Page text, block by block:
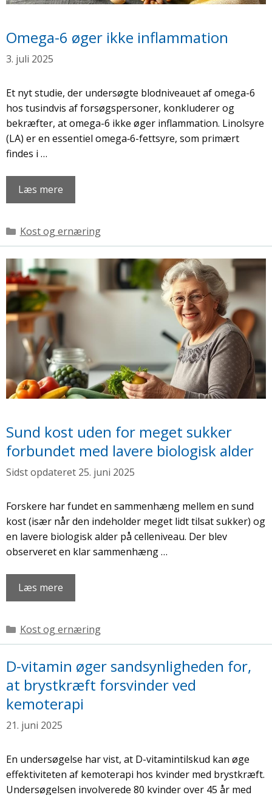
Omega-6 øger ikke inflammation
3. juli 2025
Et nyt studie, der undersøgte blodniveauet af omega-6
hos tusindvis af forsøgspersoner, konkluderer og
bekræfter, at omega-6 ikke øger inflammation. Linolsyre
(LA) er en essentiel omega‑6-fettsyre, som primært
findes i …
Læs mere
Kategorier
Kost og ernæring
Sund kost uden for meget sukker
forbundet med lavere biologisk alder
25. juni 2025
Forskere har fundet en sammenhæng mellem en sund
kost (især når den indeholder meget lidt tilsat sukker) og
en lavere biologisk alder på celleniveau. Der blev
observeret en klar sammenhæng …
Læs mere
Kategorier
Kost og ernæring
D-vitamin øger sandsynligheden for,
at brystkræft forsvinder ved
kemoterapi
21. juni 2025
En undersøgelse har vist, at D-vitamintilskud kan øge
effektiviteten af ​​kemoterapi hos kvinder med brystkræft.
Undersøgelsen involverede 80 kvinder over 45 år med